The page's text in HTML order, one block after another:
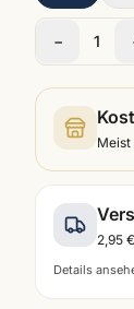
− 1
Meist
2,95 €
Details